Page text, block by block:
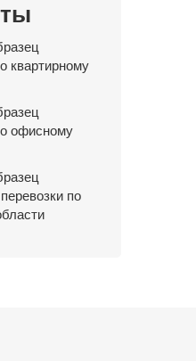
квартирному
офисному
по